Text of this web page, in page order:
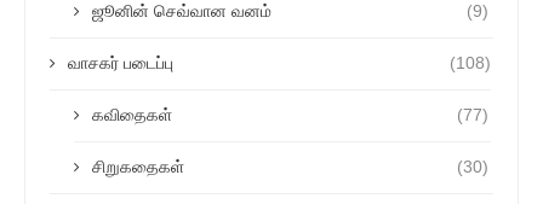
ஜூனின் செவ்வான வனம் (9)
வாசகர் படைப்பு (108)
கவிதைகள் (77)
சிறுகதைகள் (30)